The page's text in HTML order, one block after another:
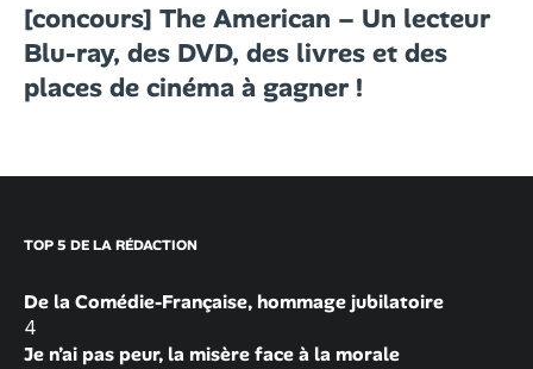
[concours] The American – Un lecteur
Blu-ray, des DVD, des livres et des
places de cinéma à gagner !
TOP 5 DE LA RÉDACTION
De la Comédie-Française, hommage jubilatoire
4
Je n’ai pas peur, la misère face à la morale